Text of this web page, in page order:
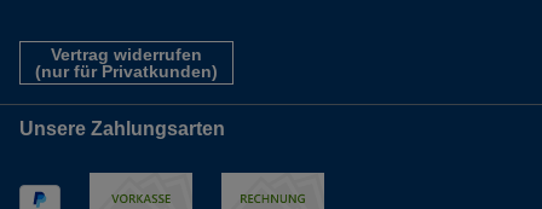
Vertrag widerrufen
(nur für Privatkunden)
Unsere Zahlungsarten